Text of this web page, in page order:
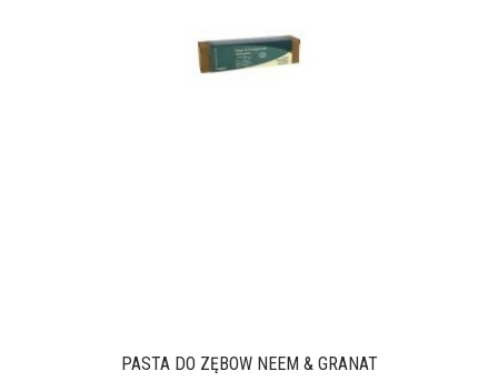
PASTA DO ZĘBÓW NEEM & GRANAT